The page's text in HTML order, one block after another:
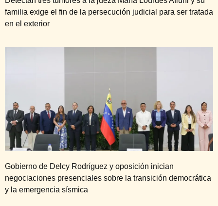
familia exige el fin de la persecución judicial para ser tratada
en el exterior
Gobierno de Delcy Rodríguez y oposición inician
negociaciones presenciales sobre la transición democrática
y la emergencia sísmica